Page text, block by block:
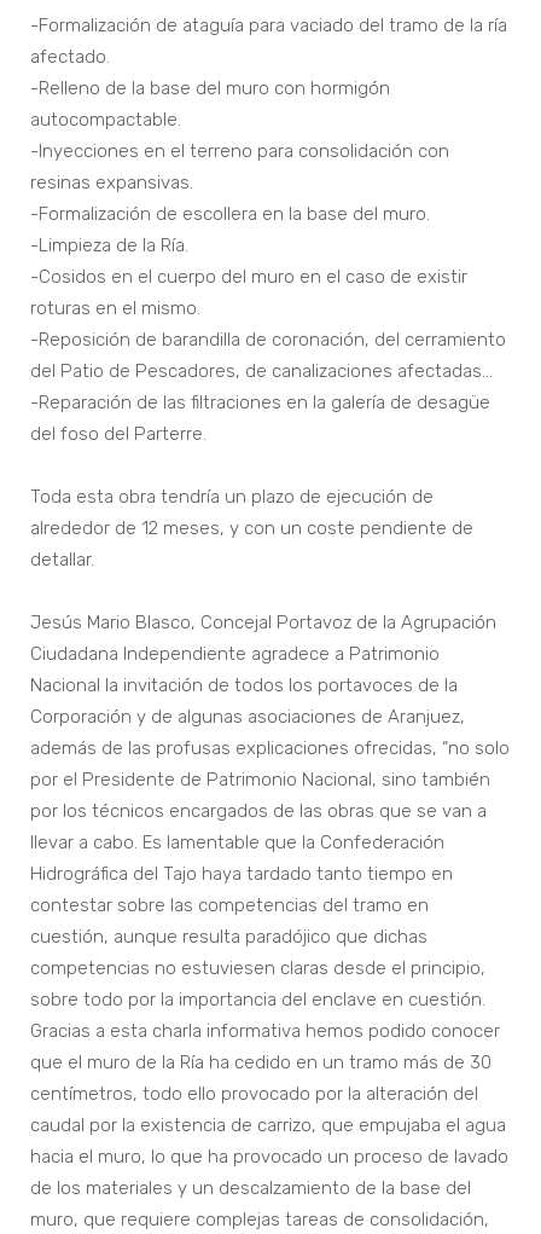
-Formalización de ataguía para vaciado del tramo de la ría
afectado.
-Relleno de la base del muro con hormigón
autocompactable.
-Inyecciones en el terreno para consolidación con
resinas expansivas.
-Formalización de escollera en la base del muro.
-Limpieza de la Ría.
-Cosidos en el cuerpo del muro en el caso de existir
roturas en el mismo.
-Reposición de barandilla de coronación, del cerramiento
del Patio de Pescadores, de canalizaciones afectadas…
-Reparación de las filtraciones en la galería de desagüe
del foso del Parterre.
Toda esta obra tendría un plazo de ejecución de
alrededor de 12 meses, y con un coste pendiente de
detallar.
Jesús Mario Blasco, Concejal Portavoz de la Agrupación
Ciudadana Independiente agradece a Patrimonio
Nacional la invitación de todos los portavoces de la
Corporación y de algunas asociaciones de Aranjuez,
además de las profusas explicaciones ofrecidas, “no solo
por el Presidente de Patrimonio Nacional, sino también
por los técnicos encargados de las obras que se van a
llevar a cabo. Es lamentable que la Confederación
Hidrográfica del Tajo haya tardado tanto tiempo en
contestar sobre las competencias del tramo en
cuestión, aunque resulta paradójico que dichas
competencias no estuviesen claras desde el principio,
sobre todo por la importancia del enclave en cuestión.
Gracias a esta charla informativa hemos podido conocer
que el muro de la Ría ha cedido en un tramo más de 30
centímetros, todo ello provocado por la alteración del
caudal por la existencia de carrizo, que empujaba el agua
hacia el muro, lo que ha provocado un proceso de lavado
de los materiales y un descalzamiento de la base del
muro, que requiere complejas tareas de consolidación,